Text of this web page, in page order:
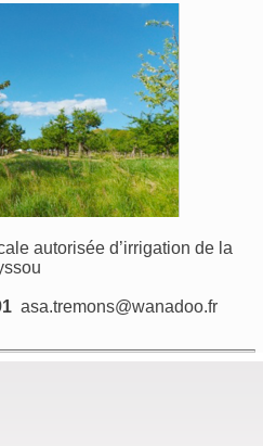
autorisée d’irrigation de la
asa.tremons@wanadoo.fr